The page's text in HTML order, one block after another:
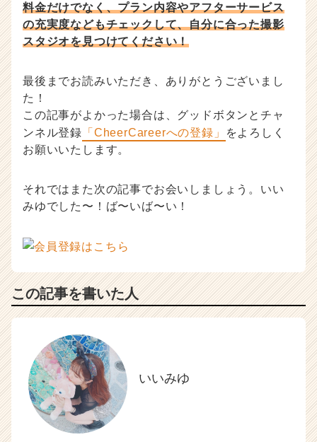
料金だけでなく、プラン内容やアフターサービス
の充実度などもチェックして、自分に合った撮影
スタジオを見つけてください！
最後までお読みいただき、ありがとうございまし
た！
この記事がよかった場合は、グッドボタンとチャ
ンネル登録 「CheerCareerへの登録」
をよろしく
お願いいたします。
それではまた次の記事でお会いしましょう。いい
みゆでした〜！ば〜いば〜い！
この記事を書いた人
いいみゆ